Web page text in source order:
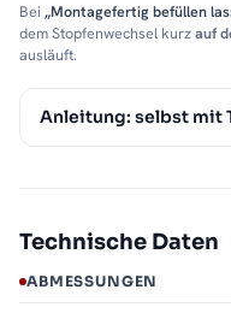
Bei „Montagefertig befüllen
dem Stopfenwechsel kurzauf
ausläuft.
Anleitung: selbst mit
Technische Daten
ABMESSUNGEN